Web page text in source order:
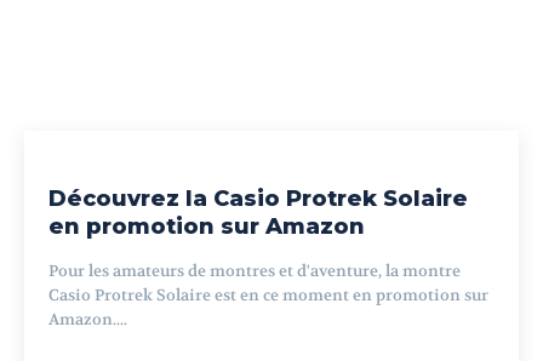
Découvrez la Casio Protrek Solaire
en promotion sur Amazon
Pour les amateurs de montres et d'aventure, la montre
Casio Protrek Solaire est en ce moment en promotion sur
Amazon....